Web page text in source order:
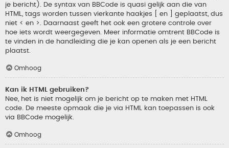
je bericht). De syntax van BBCode is quasi gelijk aan die van
HTML, tags worden tussen vierkante haakjes [ en ] geplaatst, dus
niet < en >. Daarnaast geeft het ook een grotere controle over
hoe iets wordt weergegeven. Meer informatie omtrent BBCode is
te vinden in de handleiding die je kan openen als je een bericht
plaatst.
Omhoog
Kan ik HTML gebruiken?
Nee, het is niet mogelijk om je bericht op te maken met HTML
code. De meeste opmaak die je via HTML kan toepassen is ook
via BBCode mogelijk.
Omhoog